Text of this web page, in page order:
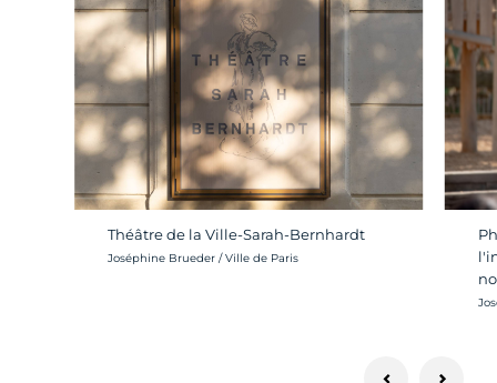
Théâtre de la Ville-Sarah-Bernhardt
Crédit photo :
Joséphine Brueder / Ville de Paris